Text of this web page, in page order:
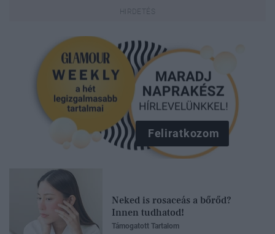
Feliratkozom
Neked is rosaceás a bőrőd?
Innen tudhatod!
Támogatott Tartalom